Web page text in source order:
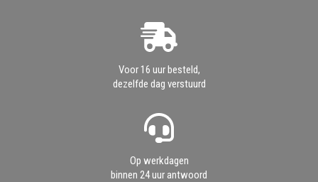
Voor 16 uur besteld,
dezelfde dag verstuurd
Op werkdagen
binnen 24 uur antwoord